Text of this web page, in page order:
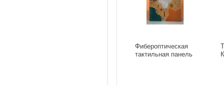
Фибероптическая
тактильная панель